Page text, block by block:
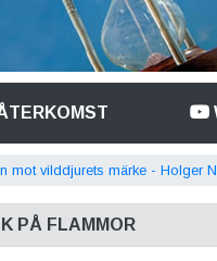
mot vilddjurets märke - Holger
PÅ FLAMMOR